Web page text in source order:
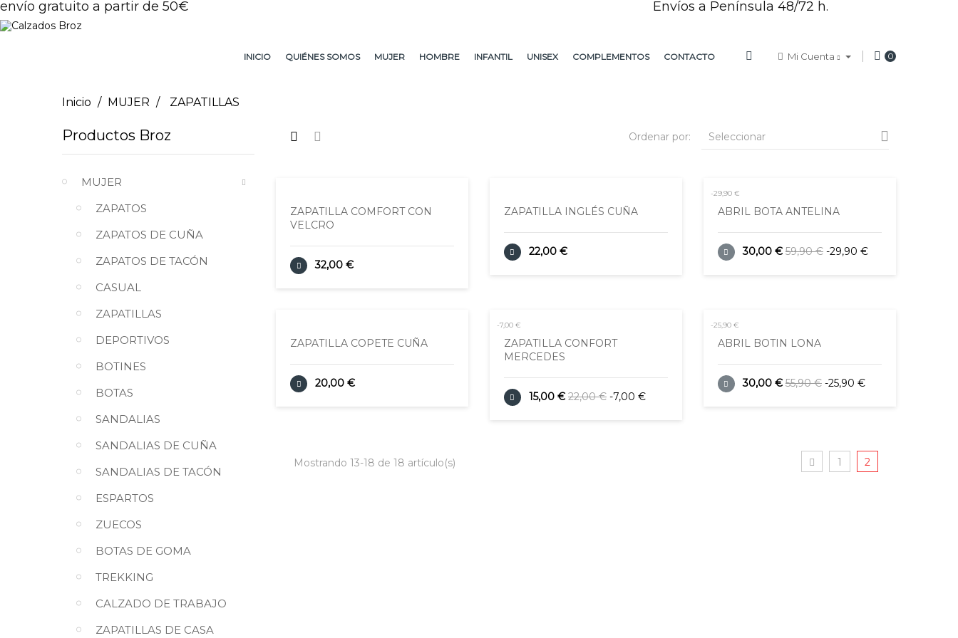
envío gratuito a partir de 50€ Envíos a Península 48/72 h.
INICIO QUIÉNES SOMOS MUJER HOMBRE INFANTIL UNISEX COMPLEMENTOS CONTACTO Mi Cuenta 0
Inicio MUJER ZAPATILLAS
Productos Broz
MUJER
ZAPATOS
ZAPATOS DE CUÑA
ZAPATOS DE TACÓN
CASUAL
ZAPATILLAS
DEPORTIVOS
BOTINES
BOTAS
SANDALIAS
SANDALIAS DE CUÑA
SANDALIAS DE TACÓN
ESPARTOS
ZUECOS
BOTAS DE GOMA
TREKKING
CALZADO DE TRABAJO
ZAPATILLAS DE CASA
Ordenar por: Seleccionar 
ZAPATILLA COMFORT CON
VELCRO
32,00 €
ZAPATILLA INGLÉS CUÑA
22,00 €
-29,90 €
ABRIL BOTA ANTELINA
30,00 € 59,90 € -29,90 €
ZAPATILLA COPETE CUÑA
20,00 €
-7,00 €
ZAPATILLA CONFORT
MERCEDES
15,00 € 22,00 € -7,00 €
-25,90 €
ABRIL BOTIN LONA
30,00 € 55,90 € -25,90 €
Mostrando 13-18 de 18 artículo(s) 1 2